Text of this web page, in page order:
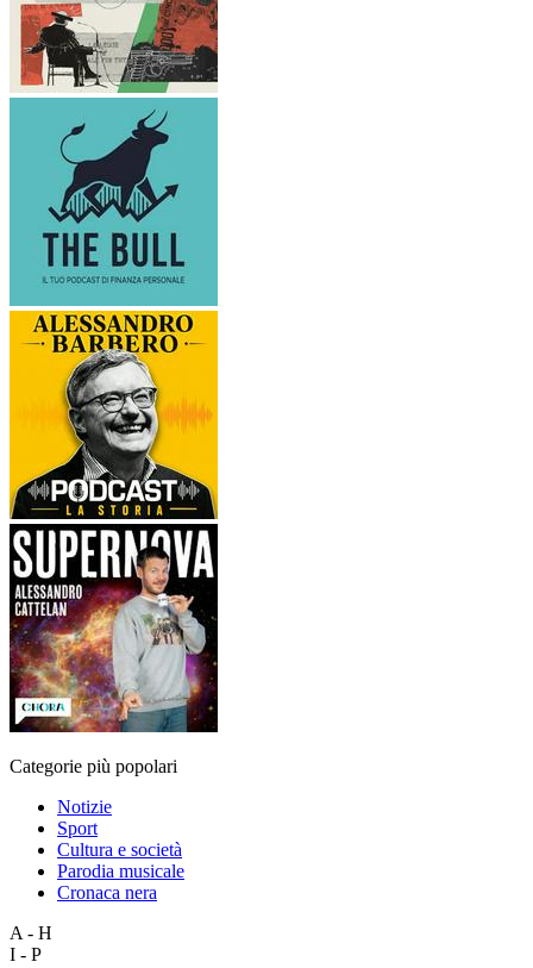
Categorie più popolari
Notizie
Sport
Cultura e società
Parodia musicale
Cronaca nera
A - H
I - P